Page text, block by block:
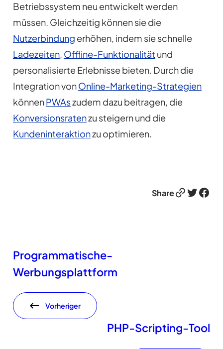
Betriebssystem neu entwickelt werden
müssen. Gleichzeitig können sie die
Nutzerbindung erhöhen, indem sie schnelle
Ladezeiten, Offline-Funktionalität und
personalisierte Erlebnisse bieten. Durch die
Integration vonOnline-Marketing-Strategien
könnenPWAszudem dazu beitragen, die
Konversionsratenzu steigern und die
Kundeninteraktionzu optimieren.
ShareLink Twitter Facebook
Programmatische-
Werbungsplattform
Vorheriger
PHP-Scripting-Tool